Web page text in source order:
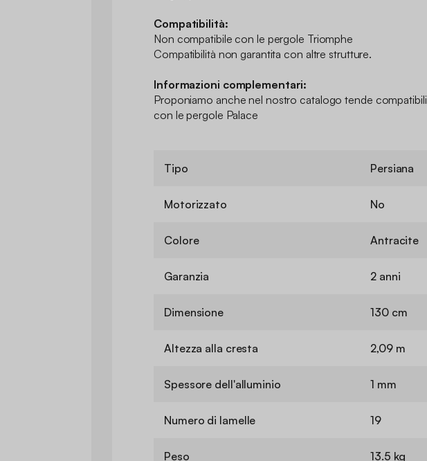
Compatibilità:
Non compatibile con le pergole Triomphe
Compatibilità non garantita con altre strutture.
Informazioni complementari:
Proponiamo anche nel nostro catalogo tende compatibili
con le pergole Palace
Tipo Persiana
Motorizzato No
Colore Antracite
Garanzia 2 anni
Dimensione 130 cm
Altezza alla cresta 2,09 m
Spessore dell'alluminio 1 mm
Numero di lamelle 19
Peso 13.5 kg